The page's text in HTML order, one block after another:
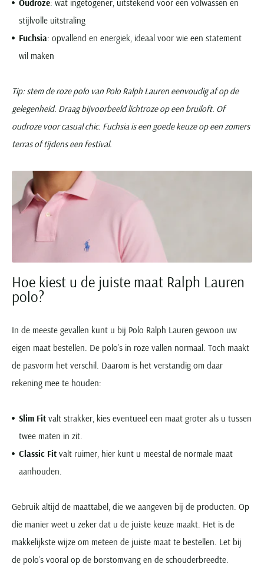
Oudroze: wat ingetogener, uitstekend voor een volwassen en
stijlvolle uitstraling
Fuchsia: opvallend en energiek, ideaal voor wie een statement
wil maken
Tip: stem de roze polo van Polo Ralph Lauren eenvoudig af op de
gelegenheid. Draag bijvoorbeeld lichtroze op een bruiloft. Of
oudroze voor casual chic. Fuchsia is een goede keuze op een zomers
terras of tijdens een festival.
Hoe kiest u de juiste maat Ralph Lauren
polo?
In de meeste gevallen kunt u bij Polo Ralph Lauren gewoon uw
eigen maat bestellen. De polo’s in roze vallen normaal. Toch maakt
de pasvorm het verschil. Daarom is het verstandig om daar
rekening mee te houden:
Slim Fit valt strakker, kies eventueel een maat groter als u tussen
twee maten in zit.
Classic Fit valt ruimer, hier kunt u meestal de normale maat
aanhouden.
Gebruik altijd de maattabel, die we aangeven bij de producten. Op
die manier weet u zeker dat u de juiste keuze maakt. Het is de
makkelijkste wijze om meteen de juiste maat te bestellen. Let bij
de polo’s vooral op de borstomvang en de schouderbreedte.